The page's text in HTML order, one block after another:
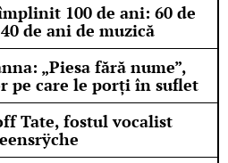
100 de ani: 60 de
de ani de muzică
„Piesa fără nume”,
pe care le porți în suflet
Tate, fostul vocalist